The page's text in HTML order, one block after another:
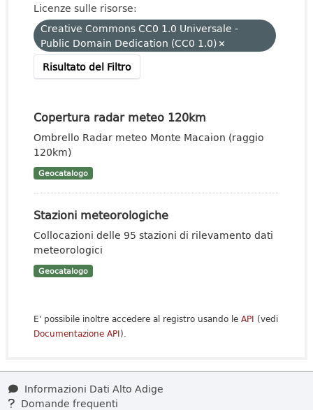
Licenze sulle risorse:
Creative Commons CC0 1.0 Universale -
Public Domain Dedication (CC0 1.0)
Risultato del Filtro
Copertura radar meteo 120km
Ombrello Radar meteo Monte Macaion (raggio
120km)
Geocatalogo
Stazioni meteorologiche
Collocazioni delle 95 stazioni di rilevamento dati
meteorologici
Geocatalogo
E' possibile inoltre accedere al registro usando le API (vedi
Documentazione API).
Informazioni Dati Alto Adige
Domande frequenti